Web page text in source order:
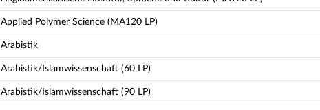
Applied Polymer Science (MA120 LP)
Arabistik
Arabistik/Islamwissenschaft (60 LP)
Arabistik/Islamwissenschaft (90 LP)